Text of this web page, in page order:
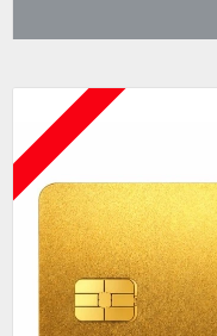
ÇOK YAKINDA